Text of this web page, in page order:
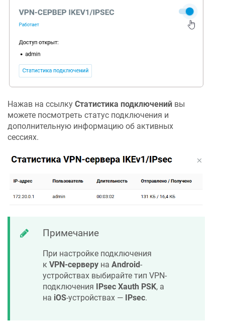
Нажав на ссылку Статистика подключений вы
можете посмотреть статус подключения и
дополнительную информацию об активных
сессиях.
Примечание
При настройке подключения
к VPN-серверу на Android-
устройствах выбирайте тип VPN-
подключения IPsec Xauth PSK, а
на iOS-устройствах — IPsec.